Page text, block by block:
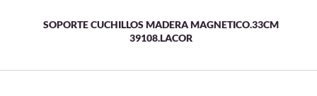
SOPORTE CUCHILLOS MADERA MAGNETICO.33CM
39108.LACOR